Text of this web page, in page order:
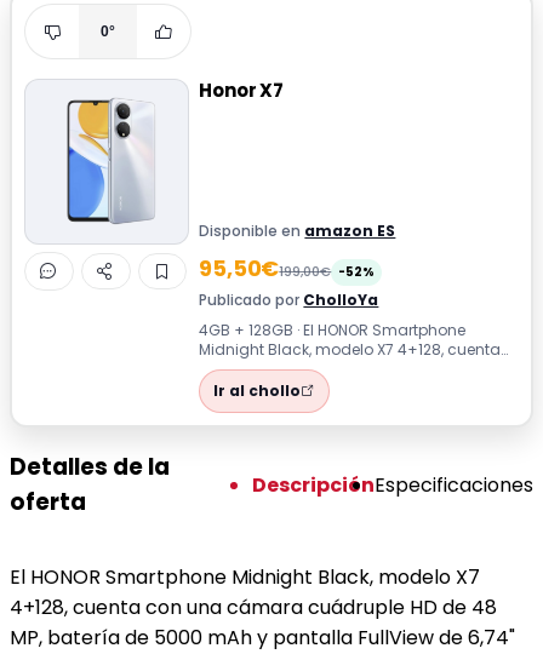
0°
Honor X7
Disponible en amazon ES
95,50€199,00€ -52%
Publicado por CholloYa
4GB + 128GB · El HONOR Smartphone
Midnight Black, modelo X7 4+128, cuenta
con una cámara cuádruple HD de 48 MP,
bater...
Ir al chollo
Detalles de la
oferta
DescripciónEspecificaciones
El HONOR Smartphone Midnight Black, modelo X7
4+128, cuenta con una cámara cuádruple HD de 48
MP, batería de 5000 mAh y pantalla FullView de 6,74"